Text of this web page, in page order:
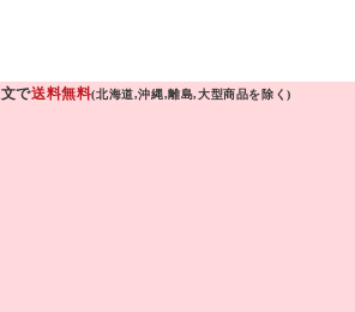
で送料無料(北海道,沖縄,離島,大型商品を除く)